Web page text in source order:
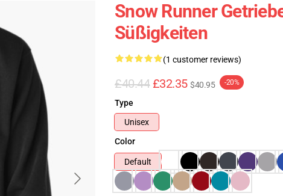
Snow Runner
Süßigkeiten
(1 customer reviews)
£40.44 £32.35 $40.95 -20%
Type
Unisex
Color
Default